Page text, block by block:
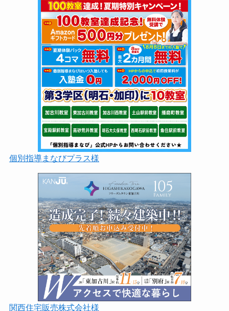
個別指導まなびプラス様
関西住宅販売株式会社様